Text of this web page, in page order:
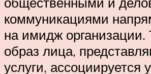
коммуникациями
на имидж организации.
образ лица,
услуги, ассоциируется